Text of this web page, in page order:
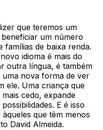
que teremos um
um número
famílias de baixa renda.
idioma é mais do
outra língua, é também
nova forma de ver
ele. Uma criança que
cedo, expande
E é isso
que têm menos
David Almeida.